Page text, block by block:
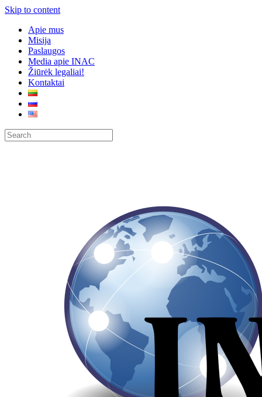
Skip to content
Apie mus
Misija
Paslaugos
Media apie INAC
Žiūrėk legaliai!
Kontaktai